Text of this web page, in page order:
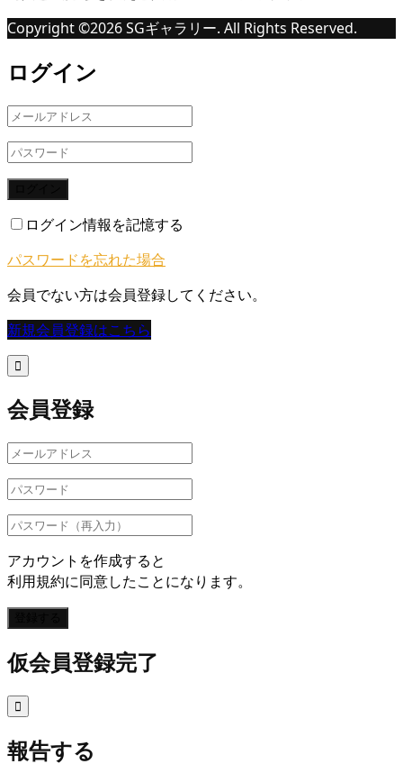
Copyright ©2026SGギャラリー. All Rights Reserved.
ログイン
ログイン情報を記憶する
パスワードを忘れた場合
会員でない方は会員登録してください。
新規会員登録はこちら

会員登録
アカウントを作成すると
利用規約に同意したことになります。
仮会員登録完了

報告する